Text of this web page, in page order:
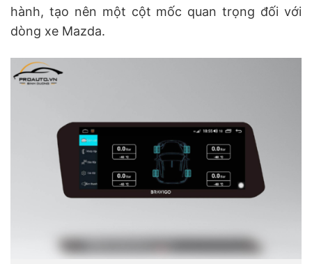
hành, tạo nên một cột mốc quan trọng đối với
dòng xe Mazda.